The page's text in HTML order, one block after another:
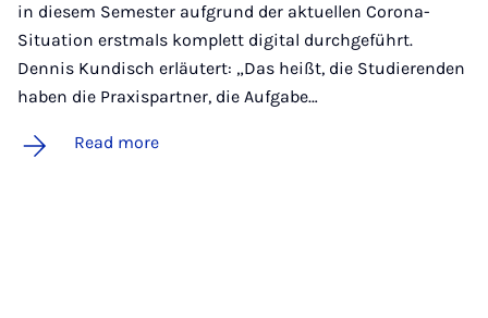
in diesem Semester aufgrund der aktuellen Corona-
Situation erstmals komplett digital durchgeführt.
Dennis Kundisch erläutert: „Das heißt, die Studierenden
haben die Praxispartner, die Aufgabe…
Read more